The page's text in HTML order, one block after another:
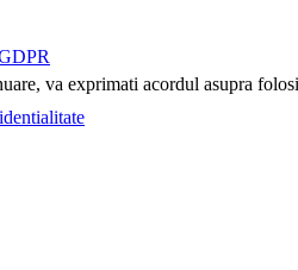
va exprimati acordul asupra